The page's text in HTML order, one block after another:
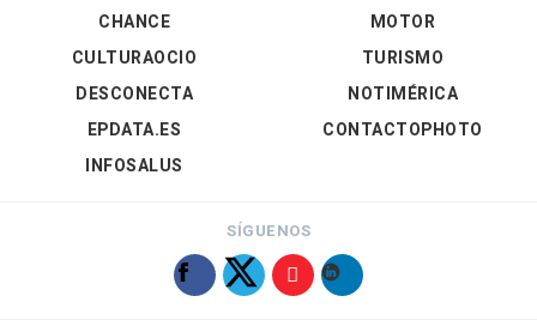
CHANCE
CULTURAOCIO
DESCONECTA
EPDATA.ES
INFOSALUS
MOTOR
TURISMO
NOTIMÉRICA
CONTACTOPHOTO
SÍGUENOS